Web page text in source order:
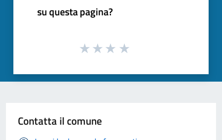
su questa pagina?
Contatta il comune